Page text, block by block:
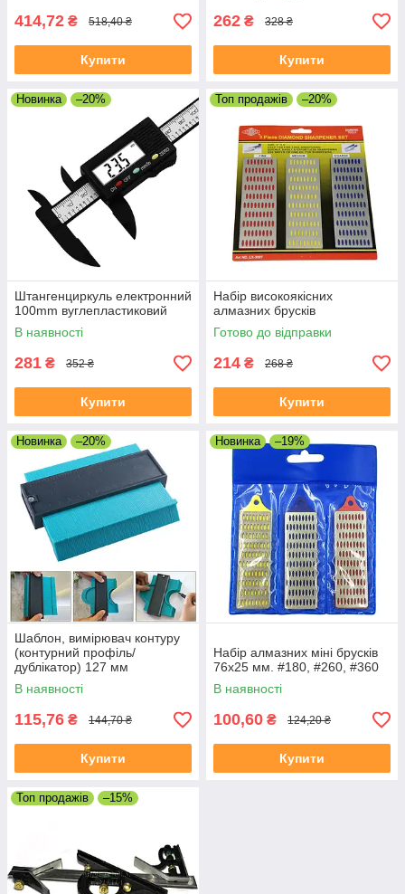
414,72 ₴ 518,40 ₴
Купити
262 ₴ 328 ₴
Купити
Новинка –20%
Штангенциркуль електронний
100mm вуглепластиковий
В наявності
281 ₴ 352 ₴
Купити
Топ продажів –20%
Набір високоякісних
алмазних брусків
Готово до відправки
214 ₴ 268 ₴
Купити
Новинка –20%
Шаблон, вимірювач контуру
(контурний профіль/
дублікатор) 127 мм
В наявності
115,76 ₴ 144,70 ₴
Купити
Новинка –19%
Набір алмазних міні брусків
76х25 мм. #180, #260, #360
В наявності
100,60 ₴ 124,20 ₴
Купити
Топ продажів –15%